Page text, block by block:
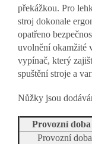
překážkou. Pro
stroj dokonale
opatřeno
uvolnění okamžité
vypínač, který
spuštění stroje a
Nůžky jsou
Provozní
Provozní